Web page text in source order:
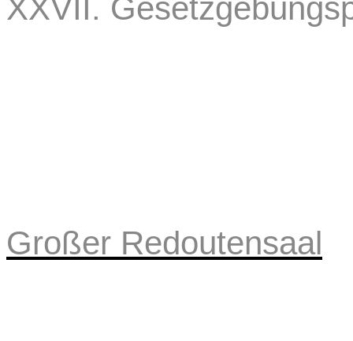
XXVII.
Großer Redoutensaal